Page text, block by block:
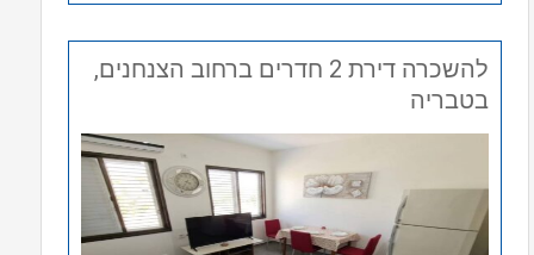
להשכרה דירת 2 חדרים ברחוב הצנחנים,
בטבריה